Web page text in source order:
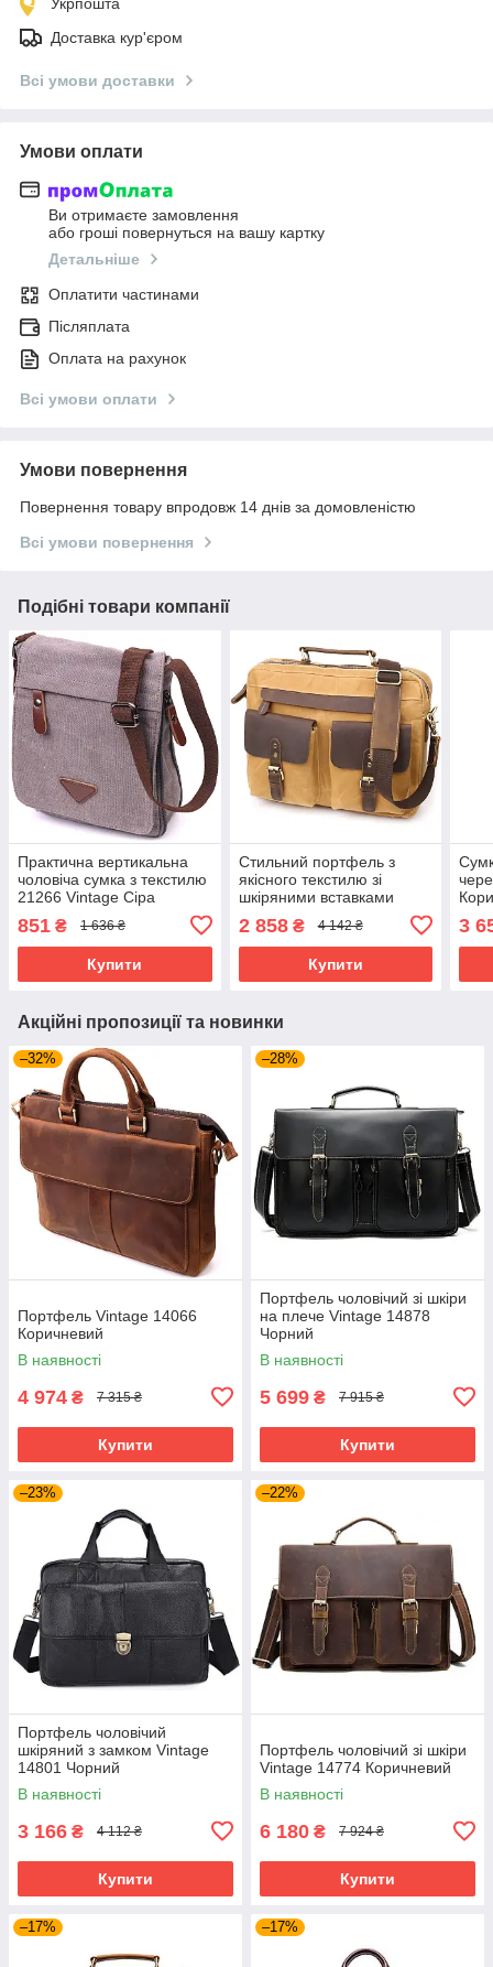
Доставка кур'єром
Всі умови доставки
Умови оплати
Ви отримаєте замовлення
або гроші повернуться на вашу картку
Детальніше
Оплатити частинами
Післяплата
Оплата на рахунок
Всі умови оплати
Умови повернення
Повернення товару впродовж 14 днів за домовленістю
Всі умови повернення
Подібні товари компанії
Практична вертикальна
чоловіча сумка з текстилю
21266 Vintage Сіра
851 ₴ 1 636 ₴
Купити
Стильний портфель з
якісного текстилю зі
шкіряними вставками
Vintage 20874_1 Світло-
коричневий
2 858₴ 4 142 ₴
Купити
3
Акційні пропозиції та новинки
–32%
Портфель Vintage 14066
Коричневий
В наявності
4 974 ₴ 7 315 ₴
Купити
–28%
Портфель чоловічий зі шкіри
на плече Vintage 14878
Чорний
В наявності
5 699 ₴ 7 915 ₴
Купити
–23%
Портфель чоловічий
шкіряний з замком Vintage
14801 Чорний
В наявності
3 166 ₴ 4 112 ₴
Купити
–22%
Портфель чоловічий зі шкіри
Vintage 14774 Коричневий
В наявності
6 180 ₴ 7 924 ₴
Купити
–17% –17%